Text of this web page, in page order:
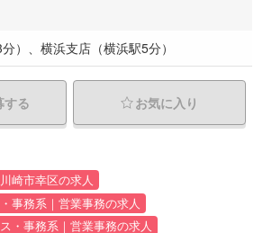
）、横浜支店（横浜駅5分）
する お気に入り
川崎市幸区の求人
事務系｜営業事務の求人
・事務系｜営業事務の求人